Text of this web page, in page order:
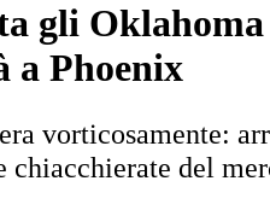
gli
a Phoenix
vorticosamente:
chiacchierate del